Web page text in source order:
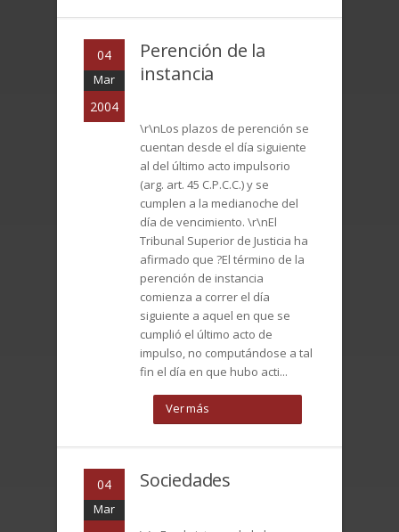
04
Mar
2004
Perención de la
instancia
\r\nLos plazos de perención se
cuentan desde el día siguiente
al del último acto impulsorio
(arg. art. 45 C.P.C.C.) y se
cumplen a la medianoche del
día de vencimiento. \r\nEl
Tribunal Superior de Justicia ha
afirmado que ?El término de la
perención de instancia
comienza a correr el día
siguiente a aquel en que se
cumplió el último acto de
impulso, no computándose a tal
fin el día en que hubo acti...
Ver más
04
Mar
Sociedades